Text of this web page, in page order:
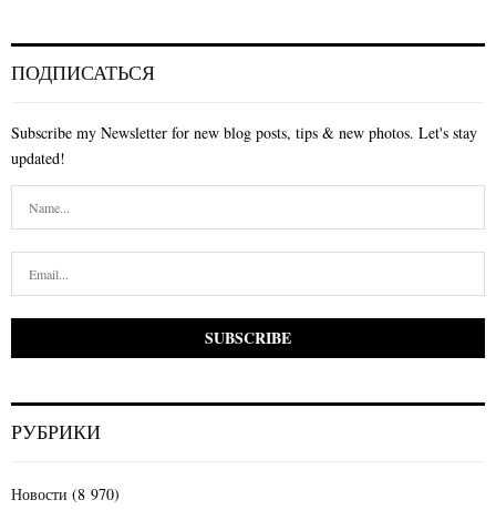
ПОДПИСАТЬСЯ
Subscribe my Newsletter for new blog posts, tips & new photos. Let's stay
updated!
РУБРИКИ
Новости (8 970)